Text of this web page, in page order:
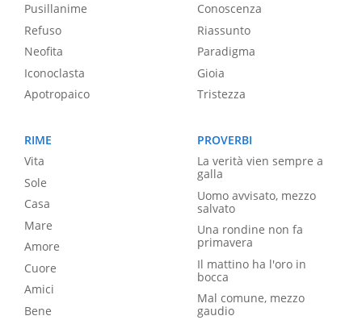
Pusillanime
Refuso
Neofita
Iconoclasta
Apotropaico
Conoscenza
Riassunto
Paradigma
Gioia
Tristezza
RIME
Vita
Sole
Casa
Mare
Amore
Cuore
Amici
Bene
PROVERBI
La verità vien sempre a
galla
Uomo avvisato, mezzo
salvato
Una rondine non fa
primavera
Il mattino ha l'oro in
bocca
Mal comune, mezzo
gaudio